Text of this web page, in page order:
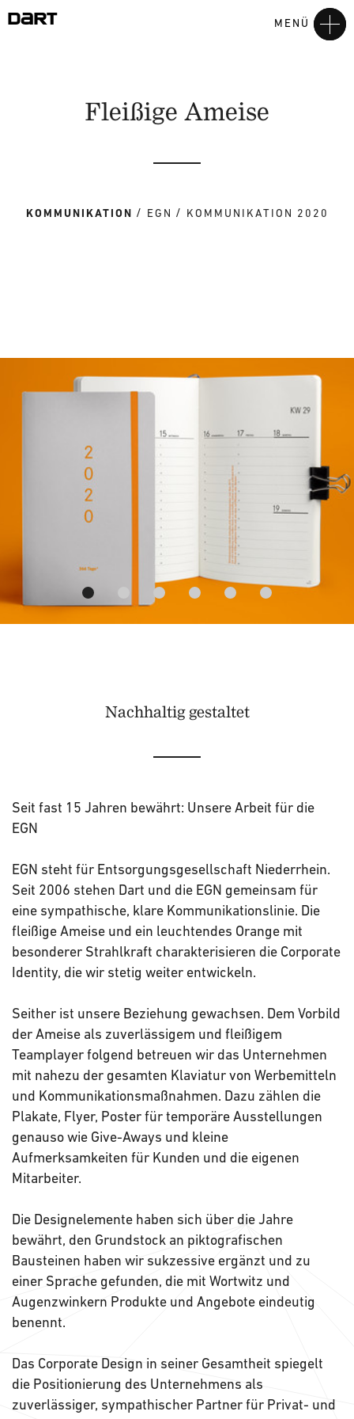
MENÜ
Fleißige Ameise
KOMMUNIKATION EGN KOMMUNIKATION 2020
Nachhaltig gestaltet
Seit fast 15 Jahren bewährt: Unsere Arbeit für die
EGN
EGN steht für Entsorgungsgesellschaft Niederrhein.
Seit 2006 stehen Dart und die EGN gemeinsam für
eine sympathische, klare Kommunikationslinie. Die
fleißige Ameise und ein leuchtendes Orange mit
besonderer Strahlkraft charakterisieren die Corporate
Identity, die wir stetig weiter entwickeln.
Seither ist unsere Beziehung gewachsen. Dem Vorbild
der Ameise als zuverlässigem und fleißigem
Teamplayer folgend betreuen wir das Unternehmen
mit nahezu der gesamten Klaviatur von Werbemitteln
und Kommunikationsmaßnahmen. Dazu zählen die
Plakate, Flyer, Poster für temporäre Ausstellungen
genauso wie Give-Aways und kleine
Aufmerksamkeiten für Kunden und die eigenen
Mitarbeiter.
Die Designelemente haben sich über die Jahre
bewährt, den Grundstock an piktografischen
Bausteinen haben wir sukzessive ergänzt und zu
einer Sprache gefunden, die mit Wortwitz und
Augenzwinkern Produkte und Angebote eindeutig
benennt.
Das Corporate Design in seiner Gesamtheit spiegelt
die Positionierung des Unternehmens als
zuverlässiger, sympathischer Partner für Privat- und